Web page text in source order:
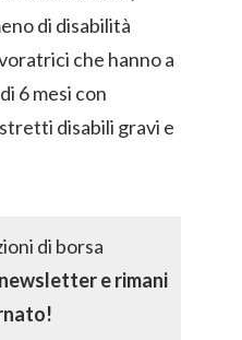
di disabilità
che hanno a
6 mesi con
disabili gravi e
e rimani